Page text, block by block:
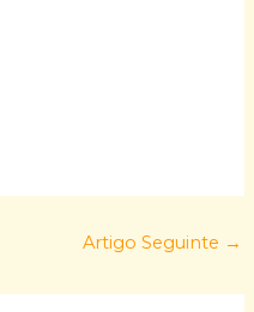
Artigo Seguinte →